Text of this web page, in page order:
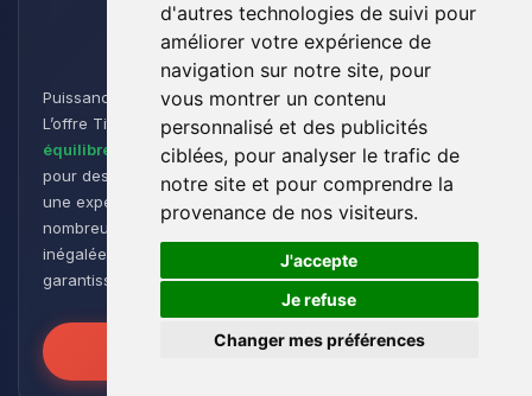
d'autres technologies de suivi pour
améliorer votre expérience de
navigation sur notre site, pour
vous montrer un contenu
personnalisé et des publicités
ciblées, pour analyser le trafic de
notre site et pour comprendre la
provenance de nos visiteurs.
J'accepte
Je refuse
Changer mes préférences
Titan
Puissance et Endurance pour les Aventuriers de Minecraft :
L’offre Titan est conçue pour les joueurs cherchant un
équilibre parfait entre performance et flexibilité. Idéale
pour des
groupes de taille moyenne à grande
, elle offre
une expérience de jeu fluide et réactive, même avec de
nombreux plugins et modpacks. Profitez d’une stabilité
inégalée pour des sessions de jeu intenses et prolongées,
garantissant que vos mondes restent robustes et réactifs !
Libérez la Puissance
🍪